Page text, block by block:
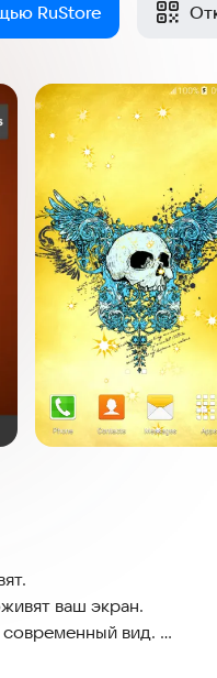
RuStore
ваш экран.
вид.